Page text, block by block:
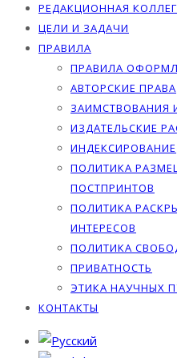
РЕДАКЦИОННАЯ
ЦЕЛИ И ЗАДАЧИ
ПРАВИЛА
ПРАВИЛА
АВТОРСКИЕ ПРАВА
ЗАИМСТВОВАНИЯ
ИЗДАТЕЛЬСКИЕ
ИНДЕКСИРОВАНИЕ
ПОЛИТИКА
ПОСТПРИНТОВ
ПОЛИТИКА
ИНТЕРЕСОВ
ПОЛИТИКА
ПРИВАТНОСТЬ
ЭТИКА НАУЧНЫХ
КОНТАКТЫ